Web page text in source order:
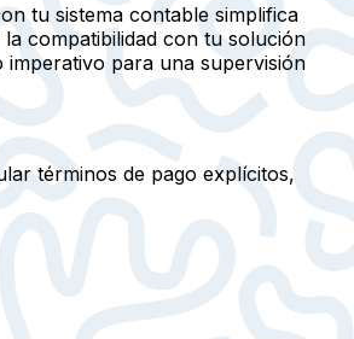
tu sistema contable simplifica
compatibilidad con tu solución
para una supervisión
términos de pago explícitos,